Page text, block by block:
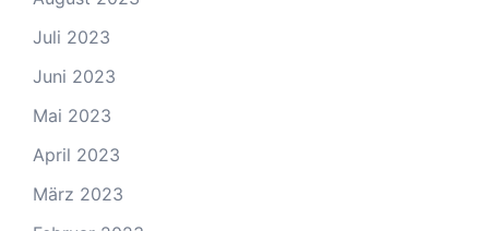
Juli 2023
Juni 2023
Mai 2023
April 2023
März 2023